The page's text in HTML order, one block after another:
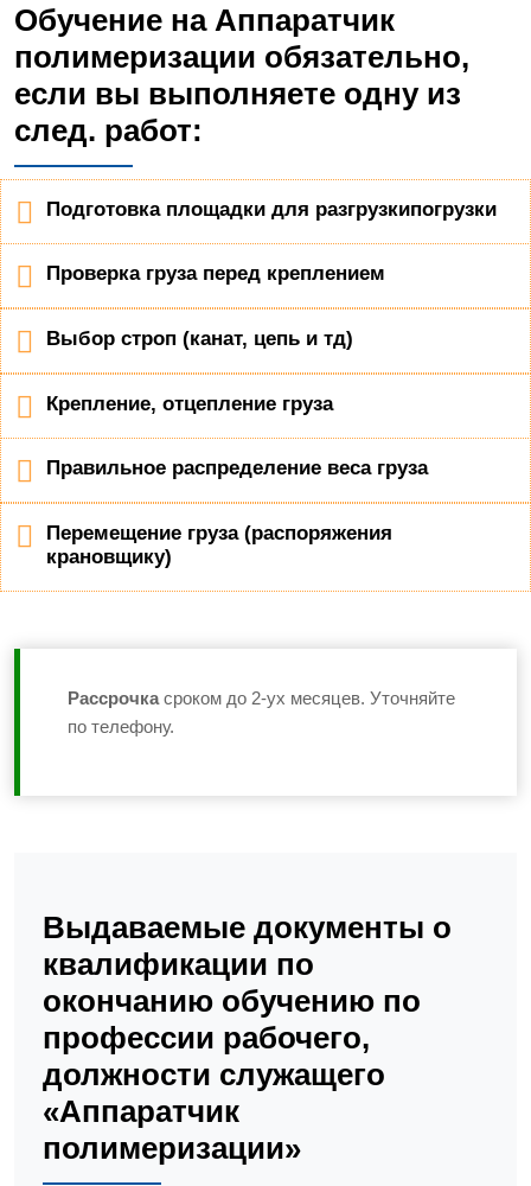
Обучение на Аппаратчик
полимеризации обязательно,
если вы выполняете одну из
след. работ:
Подготовка площадки для разгрузкипогрузки
Проверка груза перед креплением
Выбор строп (канат, цепь и тд)
Крепление, отцепление груза
Правильное распределение веса груза
Перемещение груза (распоряжения
крановщику)
Рассрочка сроком до 2-ух месяцев. Уточняйте
по телефону.
Выдаваемые документы о
квалификации по
окончанию обучению по
профессии рабочего,
должности служащего
«Аппаратчик
полимеризации»